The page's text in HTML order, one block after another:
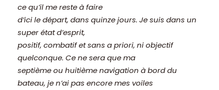
ce qu’il me reste à faire
d’ici le départ, dans quinze jours. Je suis dans un
super état d’esprit,
positif, combatif et sans a priori, ni objectif
quelconque. Ce ne sera que ma
septième ou huitième navigation à bord du
bateau, je n’ai pas encore mes voiles